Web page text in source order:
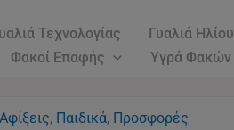
Τεχνολογίας
Γυαλιά Ηλίου
Φακοί Επαφής
Υγρά Φακών
, Παιδικά, Προσφορές
55.00€.
ποσότητα